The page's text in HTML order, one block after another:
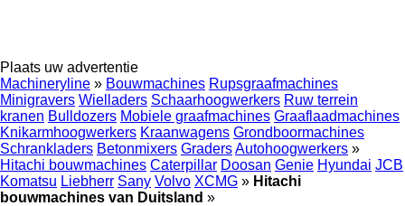
Plaats uw advertentie
Machineryline » Bouwmachines Rupsgraafmachines
Minigravers Wielladers Schaarhoogwerkers Ruw terrein
kranen Bulldozers Mobiele graafmachines Graaflaadmachines
Knikarmhoogwerkers Kraanwagens Grondboormachines
Schrankladers Betonmixers GradersAutohoogwerkers »
Hitachi bouwmachines Caterpillar Doosan Genie Hyundai JCB
Komatsu Liebherr Sany Volvo XCMG » Hitachi
bouwmachines van Duitsland »